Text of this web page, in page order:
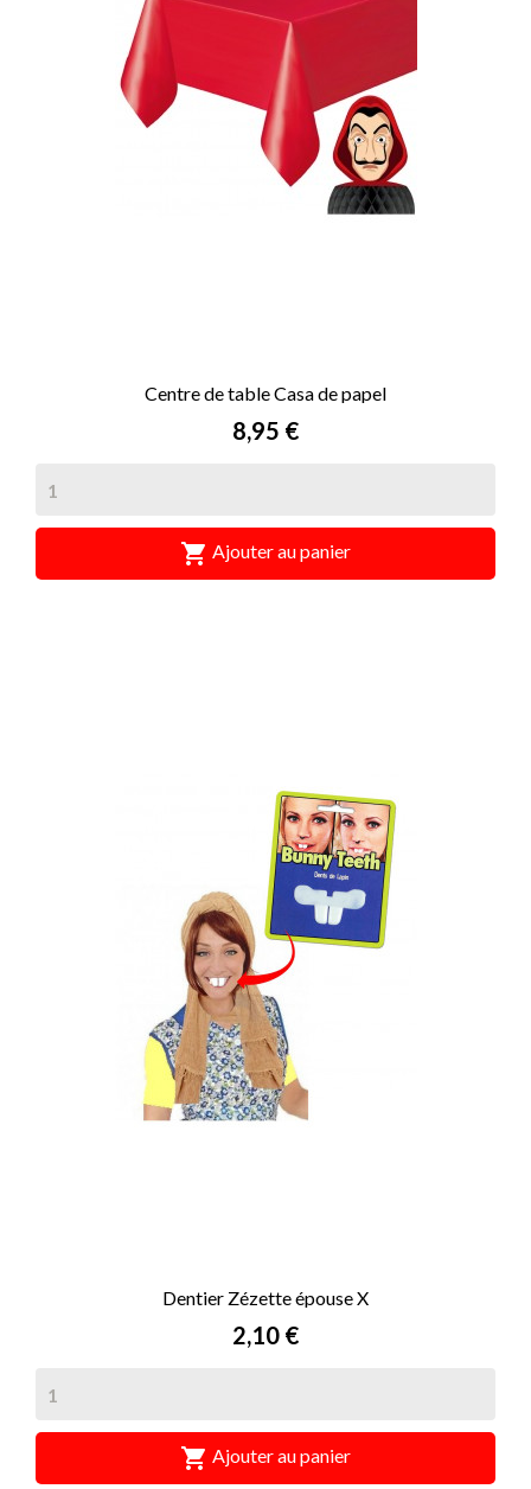
Centre de table Casa de papel
Prix
8,95 €
 Ajouter au panier
Dentier Zézette épouse X
Prix
2,10 €
 Ajouter au panier